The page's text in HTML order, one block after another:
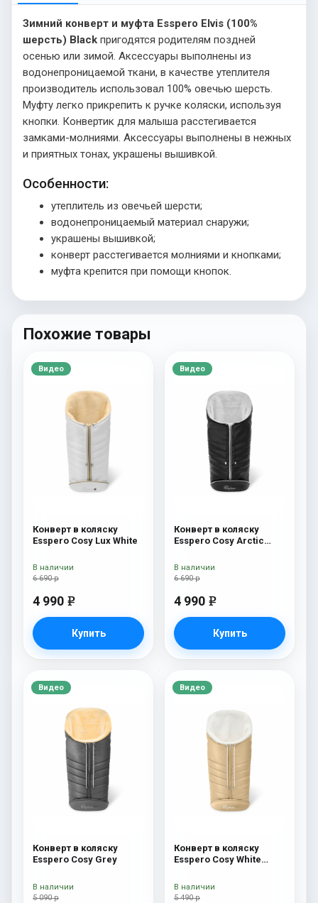
Зимний конверт и муфта Esspero Elvis (100%
шерсть) Black пригодятся родителям поздней
осенью или зимой. Аксессуары выполнены из
водонепроницаемой ткани, в качестве утеплителя
производитель использовал 100% овечью шерсть.
Муфту легко прикрепить к ручке коляски, используя
кнопки. Конвертик для малыша расстегивается
замками-молниями. Аксессуары выполнены в нежных
и приятных тонах, украшены вышивкой.
Особенности:
утеплитель из овечьей шерсти;
водонепроницаемый материал снаружи;
украшены вышивкой;
конверт расстегивается молниями и кнопками;
муфта крепится при помощи кнопок.
Похожие товары
Видео
Конверт в коляску
Esspero Cosy Lux White
6 690 р
4 990 e
Купить
В наличии
Видео
Конверт в коляску
Esspero Cosy Arctic
6 690 р
4 990 e
Купить
В наличии
Видео
Конверт в коляску
Esspero Cosy Grey
5 090 р
В наличии
Видео
Конверт в коляску
Esspero Cosy White
5 490 р
В наличии